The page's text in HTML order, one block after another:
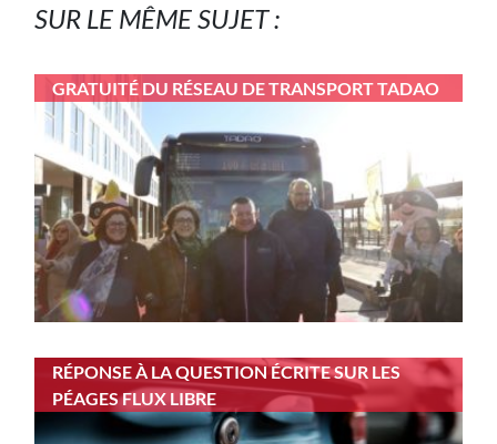
SUR LE MÊME SUJET :
GRATUITÉ DU RÉSEAU DE TRANSPORT TADAO
RÉPONSE À LA QUESTION ÉCRITE SUR LES
PÉAGES FLUX LIBRE